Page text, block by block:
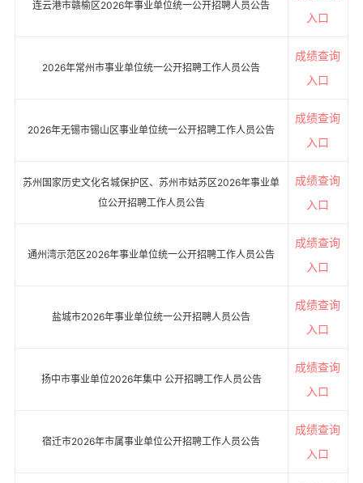
连云港市赣榆区2026年事业单位统一公开招聘人员公告
入口
2026年常州市事业单位统一公开招聘工作人员公告
成绩查询
入口
2026年无锡市锡山区事业单位统一公开招聘工作人员公告
成绩查询
入口
苏州国家历史文化名城保护区、苏州市姑苏区2026年事业单
位公开招聘工作人员公告
成绩查询
入口
通州湾示范区2026年事业单位统一公开招聘工作人员公告
成绩查询
入口
盐城市2026年事业单位统一公开招聘人员公告
成绩查询
入口
扬中市事业单位2026年集中 公开招聘工作人员公告
成绩查询
入口
宿迁市2026年市属事业单位公开招聘工作人员公告
成绩查询
入口